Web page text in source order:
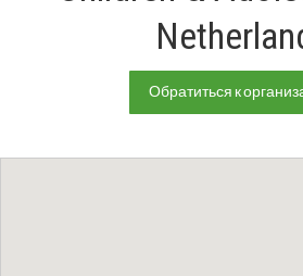
Обратиться к